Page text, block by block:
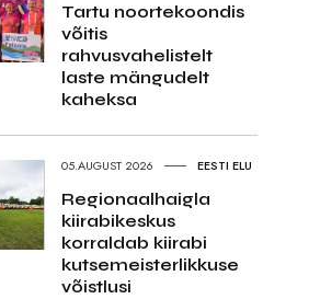
Tartu noortekoondis
võitis
rahvusvahelistelt
laste mängudelt
kaheksa
05.AUGUST 2026 EESTI ELU
Regionaalhaigla
kiirabikeskus
korraldab kiirabi
kutsemeisterlikkuse
võistlusi